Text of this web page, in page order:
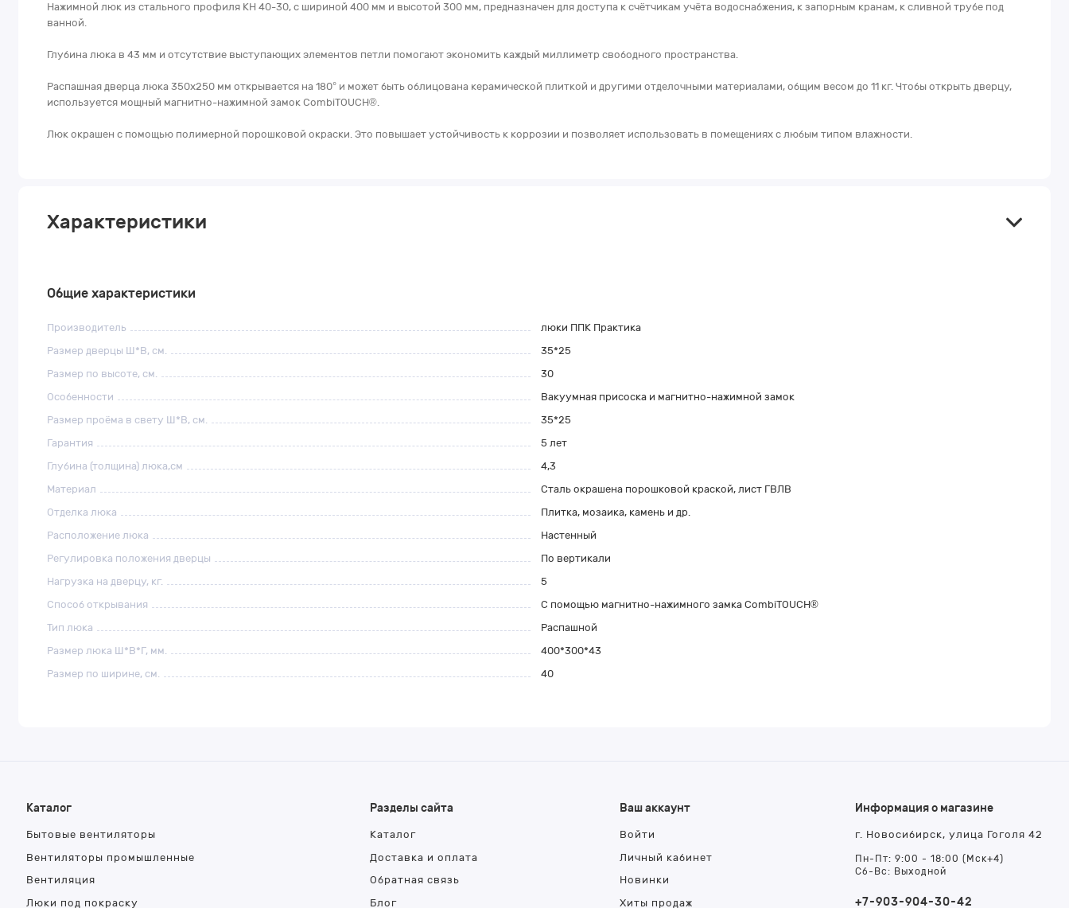
Нажимной люк из стального профиля КН 40-30, с шириной 400 мм и высотой 300 мм, предназначен для доступа к счётчикам учёта водоснабжения, к запорным кранам, к сливной трубе под
ванной.
Глубина люка в 43 мм и отсутствие выступающих элементов петли помогают экономить каждый миллиметр свободного пространства.
Распашная дверца люка 350х250 мм открывается на 180° и может быть облицована керамической плиткой и другими отделочными материалами, общим весом до 11 кг. Чтобы открыть дверцу,
используется мощный магнитно-нажимной замок CombiTOUCH®.
Люк окрашен с помощью полимерной порошковой окраски. Это повышает устойчивость к коррозии и позволяет использовать в помещениях с любым типом влажности.
Характеристики
Общие характеристики
Производитель
люки ППК Практика
Размер дверцы Ш*В, см.
35*25
Размер по высоте, см.
30
Особенности
Вакуумная присоска и магнитно-нажимной замок
Размер проёма в свету Ш*В, см.
35*25
Гарантия
5 лет
Глубина (толщина) люка,см
4,3
Материал
Сталь окрашена порошковой краской, лист ГВЛВ
Отделка люка
Плитка, мозаика, камень и др.
Расположение люка
Настенный
Регулировка положения дверцы
По вертикали
Нагрузка на дверцу, кг.
5
Способ открывания
С помощью магнитно-нажимного замка CombiTOUCH®
Тип люка
Распашной
Размер люка Ш*В*Г, мм.
400*300*43
Размер по ширине, см.
40
Каталог
Бытовые вентиляторы
Вентиляторы промышленные
Вентиляция
Люки под покраску
Разделы сайта
Каталог
Доставка и оплата
Обратная связь
Блог
Ваш аккаунт
Войти
Личный кабинет
Новинки
Хиты продаж
Информация о магазине
г. Новосибирск, улица Гоголя 42
Пн-Пт: 9:00 - 18:00 (Мск+4)
Сб-Вс: Выходной
+7-903-904-30-42